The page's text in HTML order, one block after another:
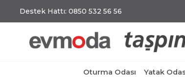
Destek Hattı: 0850 532 56 56
Oturma Odası Yatak